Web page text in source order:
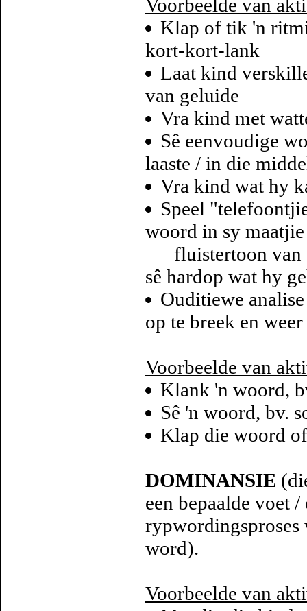
Voorbeelde van
Klap of tik 'n
kort-kort-lank
Laat kind
van geluide
Vra kind met
Sê eenvoudige
laaste / in die
Vra kind wat hy
Speel
woord in sy
fluistertoon van
sê hardop wat hy
Ouditiewe
op te breek en
Voorbeelde van
Klank 'n woord,
Sê 'n woord, bv.
Klap die woord
DOMINANSIE
een bepaalde voet
word).
Voorbeelde van